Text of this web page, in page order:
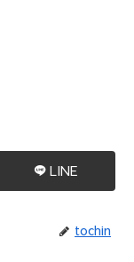
LINE
tochin